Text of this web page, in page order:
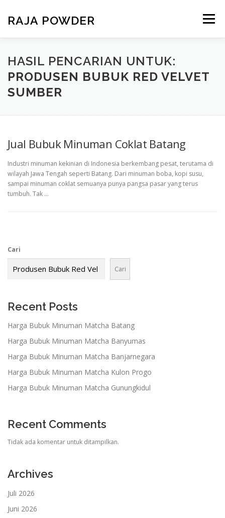
RAJA POWDER Menu
BERANDA PRODUK TENTANG KAMI
KONTAK KAMI
HASIL PENCARIAN UNTUK:
PRODUSEN BUBUK RED VELVET
SUMBER
Jual Bubuk Minuman Coklat Batang
Industri minuman kekinian di Indonesia berkembang pesat, terutama di
wilayah Jawa Tengah seperti Batang. Dari minuman boba, kopi susu,
sampai minuman coklat semuanya punya pangsa pasar yang terus
tumbuh. Tak …
Cari
Cari
Recent Posts
Harga Bubuk Minuman Matcha Batang
Harga Bubuk Minuman Matcha Banyumas
Harga Bubuk Minuman Matcha Banjarnegara
Harga Bubuk Minuman Matcha Kulon Progo
Harga Bubuk Minuman Matcha Gunungkidul
Recent Comments
Tidak ada komentar untuk ditampilkan.
Archives
Juli 2026
Juni 2026